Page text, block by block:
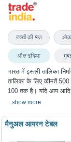
भारत में इस्त्री तालिका
तालिका के लिए कीमतें
100 तक है। यदि आप आदि
सबसे अच्छा विकल्प चुन
...show more
ऑल इंडिया
मैनुअल आयरन टेबल
बच्चों की मेज ओक